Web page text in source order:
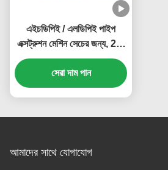
এইচডিপিই / এলডিপিই পাইপ
এক্সট্রুশন মেশিন সেচের জন্য, 2-3
কো-এক্সট্রুডিং ডাই পাইপ এক্সট্রুডার
সেরা দাম পান
আমাদের সাথে যোগাযোগ